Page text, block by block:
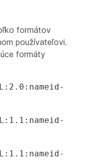
formátov
používateľovi.
formáty